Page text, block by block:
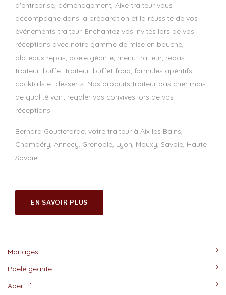
d'entreprise, déménagement, Aixe traiteur vous
accompagne dans la préparation et la réussite de vos
événements traiteur. Enchantez vos invités lors de vos
réceptions avec notre gamme de mise en bouche,
plateaux repas, poêle géante, menu traiteur, repas
traiteur, buffet traiteur, buffet froid, formules apéritifs,
cocktails et desserts. Nos produits traiteur pas cher mais
de qualité vont régaler vos convives lors de vos
réceptions.
Bernard Gouttefarde, votre traiteur à Aix les Bains,
Chambéry, Annecy, Grenoble, Lyon, Mouxy, Savoie, Haute
Savoie.
EN SAVOIR PLUS
Mariages
Poële géante
Apéritif